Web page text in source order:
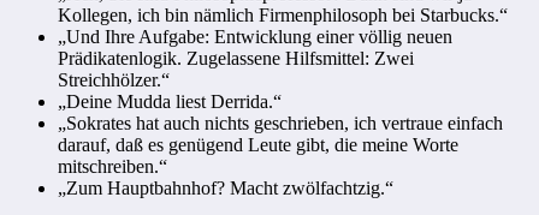
Kollegen, ich bin nämlich Firmenphilosoph bei Starbucks.“
„Und Ihre Aufgabe: Entwicklung einer völlig neuen
Prädikatenlogik. Zugelassene Hilfsmittel: Zwei
Streichhölzer.“
„Deine Mudda liest Derrida.“
„Sokrates hat auch nichts geschrieben, ich vertraue einfach
darauf, daß es genügend Leute gibt, die meine Worte
mitschreiben.“
„Zum Hauptbahnhof? Macht zwölfachtzig.“